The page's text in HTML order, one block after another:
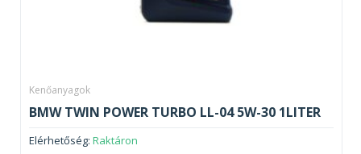
Kenőanyagok
BMW TWIN POWER TURBO LL-04 5W-30 1LITER
Elérhetőség: Raktáron